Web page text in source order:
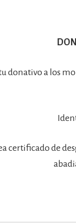
donativo a los
certificado de